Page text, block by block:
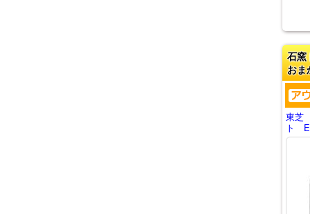
石窯
おま
東芝
ト